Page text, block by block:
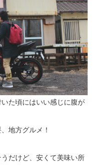
た頃にはいい感じに腹が
地方グルメ！
だけど、安くて美味い所